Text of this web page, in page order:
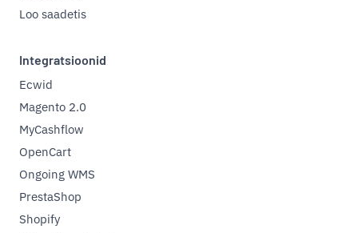
Loo saadetis
Integratsioonid
Ecwid
Magento 2.0
MyCashflow
OpenCart
Ongoing WMS
PrestaShop
Shopify